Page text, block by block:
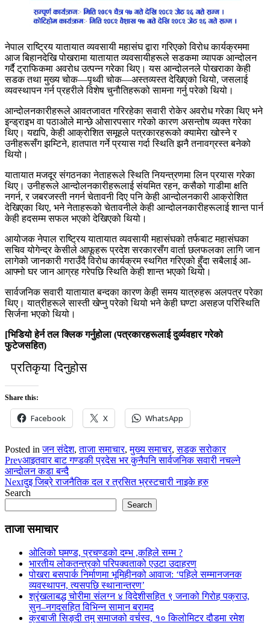
नेपाल राष्ट्रिय यातायात व्यवसायी महासंघ द्वारा गरिएको विरोध कार्यक्रममा
आज बिहानदेखि पोखरामा यातायात व्यवसायीहरूले सडकमा व्यापक आन्दोलन
गर्दै ट्राफिकमा अवरोध उत्पन्न गरेका थिए। यस आन्दोलनले पोखराका केही
सडक तथा मुख्य चोक—पृथ्वी चोक—अस्तव्यस्त देखिएको थियो, जसलाई
व्यवस्थापन गर्न प्रहरीले विशेष चुनौतिहरूको सामना गर्नु परेको थियो।
आन्दोलनकारीहरूले आवतजावत गरिरहेका सवारी रोकेर अवरोध गरेका थिए भने
इन्ड्राइभ वा पठाओले मान्छे ओसारपसार गरेको कारण असन्तोष व्यक्त गरेका
थिए। यद्यपि, केही आक्रोशित समूहले पत्रकारहरूको क्यामेरा खोस्ने र
उनीहरूसँग झम्टिने, हातपात गर्ने प्रयास गर्दा स्थिति झनै तनावग्रस्त बनेको
थियो।
यातायात मजदूर संगठनका नेताहरूले स्थिति नियन्त्रणमा लिन प्रयास गरेका
थिए। उनीहरूले आन्दोलनकारीहरूलाई संयमित रहन, कसैको गाडीमा क्षति
नगर्न, र जबरजस्ती नगर्न चेतावनी दिए पनि केही आन्दोलनकारी आक्रोशित
देखिएका थिए, भने नेताहरूको चेतावनीले केही आन्दोलनकारीहरूलाई शान्त पार्न
केही हदसम्म सफल भएको देखिएको थियो।
आयोजक नेपाल राष्ट्रिय यातायात व्यवसायी महासंघको तर्फबाट महासंघका
सचिव योगेन्द्र केसीले आफूहरू प्रदेश सरकारसँग वार्ता छलफलका लागि जान
लागेको जानकारी गराउँदै विरोध कार्यक्रम स्थगित गरिएको हुँदा सबैलाई आ-
आफ्नो घर जान आग्रह गरेपछि स्थिति केही शान्त भएको थियो।
सार्वजनिक सवारी यातायात बन्दका कारण केही समय यात्रुहरू अलपत्र परेका
थिए। यात्रीहरूले सास्ती खेप्नु परेको थियो भने केही घण्टा असहज परिस्थिति
सिर्जना भएको थियो।
[भिडियो हेर्न तल क्लिक गर्नुहोला (पत्रकारहरूलाई दुर्व्यवहार गरेको
फुटेजसहित)
प्रतिकृया दिनुहोस
Share this:
Facebook X WhatsApp
Posted inजन संदेश,ताजा समाचार,मुख्य समाचर,सडक सरोकार
Prevआइतवार बाट गण्डकी प्रदेस भर कुनैपनि सार्वजनिक सवारी नचल्ने
आन्दोलन कडा बन्दै
Nextदुइ जिब्रे राजनैतिक दल र त्रसित भ्रस्टचारी नाइके हरु
Search
Search
ताजा समाचार
ओलिको घमण्ड, प्रचण्डको दम्भ ,कहिले सम्म ?
भारतीय लोकतन्त्रको परिपक्वताको एउटा उदाहरण
पोखरा बसपार्क निर्माणमा भूमिहीनको आवाज: ‘पहिले सम्मानजनक
व्यवस्थापन, त्यसपछि स्थानान्तरण’
श्रृंखलाबद्ध चोरीमा संलग्न ४ विदेशीसहित ९ जनाको गिरोह पक्राउ,
सुन–नगदसहित विभिन्न सामान बरामद
क्रबाजी सिङ्दी तमु समाजको वर्चस्व, १० किलोमिटर दौडमा रमेश